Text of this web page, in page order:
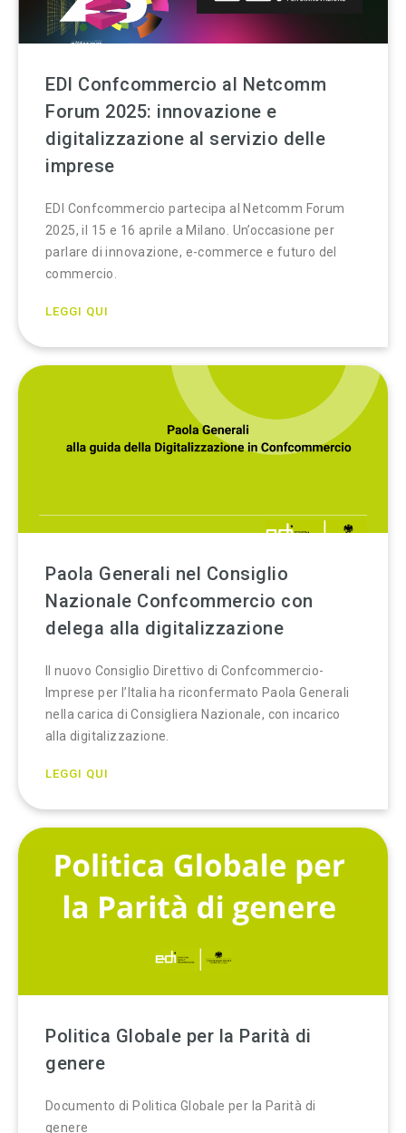
EDI Confcommercio al Netcomm
Forum 2025: innovazione e
digitalizzazione al servizio delle
imprese
EDI Confcommercio partecipa al Netcomm Forum
2025, il 15 e 16 aprile a Milano. Un’occasione per
parlare di innovazione, e-commerce e futuro del
commercio.
LEGGI QUI
Paola Generali nel Consiglio
Nazionale Confcommercio con
delega alla digitalizzazione
Il nuovo Consiglio Direttivo di Confcommercio-
Imprese per l’Italia ha riconfermato Paola Generali
nella carica di Consigliera Nazionale, con incarico
alla digitalizzazione.
LEGGI QUI
Politica Globale per la Parità di
genere
Documento di Politica Globale per la Parità di
genere